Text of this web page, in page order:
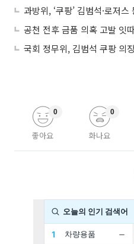
국회 정무위, 김범석 쿠팡 의
좋아요
0
화나요
0